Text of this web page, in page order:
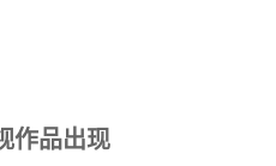
作品出现